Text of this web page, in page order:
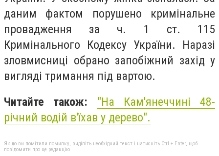
даним фактом порушено кримінальне
провадження за ч. 1 ст. 115
Кримінального Кодексу України. Наразі
зловмисниці обрано запобіжний захід у
вигляді тримання під вартою.
Читайте також: "На Кам'янеччині 48-
річний водій в'їхав у дерево".
Якщо ви помітили помилку, виділіть необхідний текст і натисніть Ctrl + Enter, щоб
повідомити про це редакцію